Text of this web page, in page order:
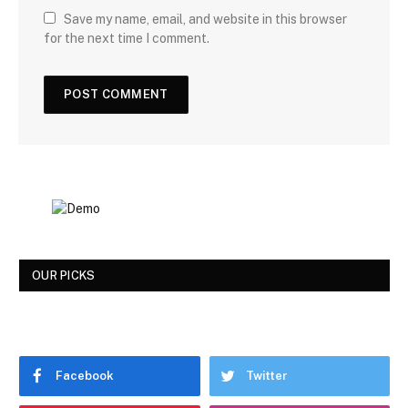
Save my name, email, and website in this browser
for the next time I comment.
OUR PICKS
Facebook Twitter